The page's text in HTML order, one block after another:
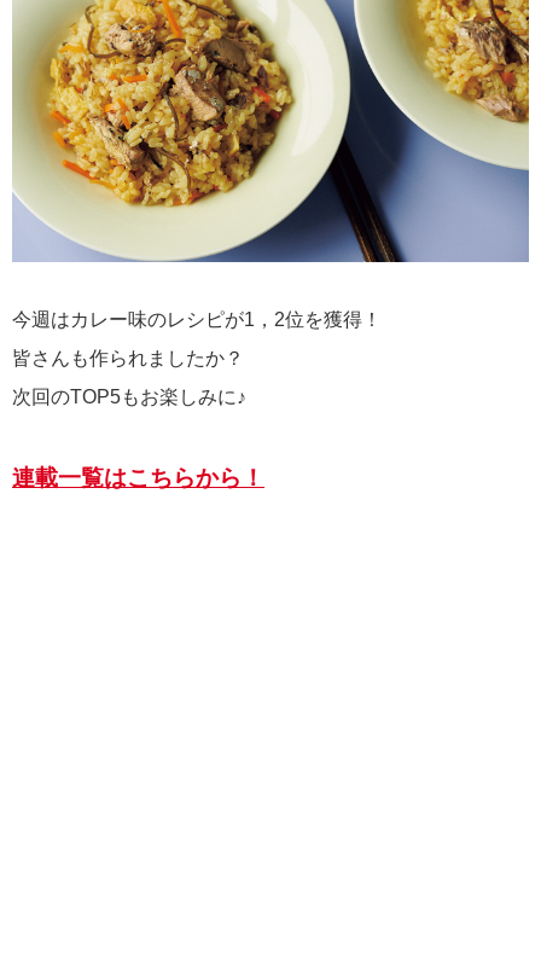
今週はカレー味のレシピが1，2位を獲得！
皆さんも作られましたか？
次回のTOP5もお楽しみに♪
連載一覧はこちらから！